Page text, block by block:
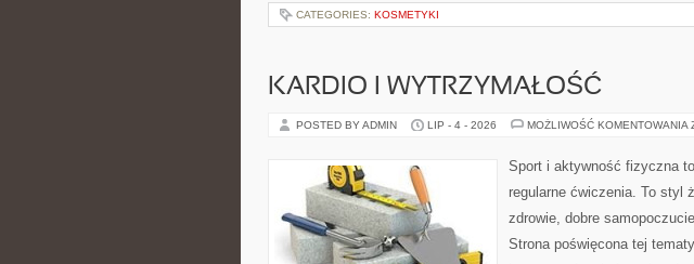
CATEGORIES: KOSMETYKI
KARDIO I WYTRZYMAŁOŚĆ
POSTED BY ADMIN LIP - 4 - 2026 MOŻLIWOŚĆ KOMENTOWANIA
Sport i aktywność fizyczna
regularne ćwiczenia. To styl
zdrowie, dobre
Strona poświęcona tej